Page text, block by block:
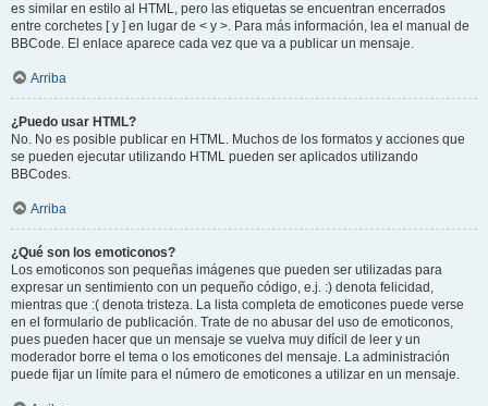
es similar en estilo al HTML, pero las etiquetas se encuentran encerrados
entre corchetes [ y ] en lugar de < y >. Para más información, lea el manual de
BBCode. El enlace aparece cada vez que va a publicar un mensaje.
Arriba
¿Puedo usar HTML?
No. No es posible publicar en HTML. Muchos de los formatos y acciones que
se pueden ejecutar utilizando HTML pueden ser aplicados utilizando
BBCodes.
Arriba
¿Qué son los emoticonos?
Los emoticonos son pequeñas imágenes que pueden ser utilizadas para
expresar un sentimiento con un pequeño código, e.j. :) denota felicidad,
mientras que :( denota tristeza. La lista completa de emoticones puede verse
en el formulario de publicación. Trate de no abusar del uso de emoticonos,
pues pueden hacer que un mensaje se vuelva muy difícil de leer y un
moderador borre el tema o los emoticones del mensaje. La administración
puede fijar un límite para el número de emoticones a utilizar en un mensaje.